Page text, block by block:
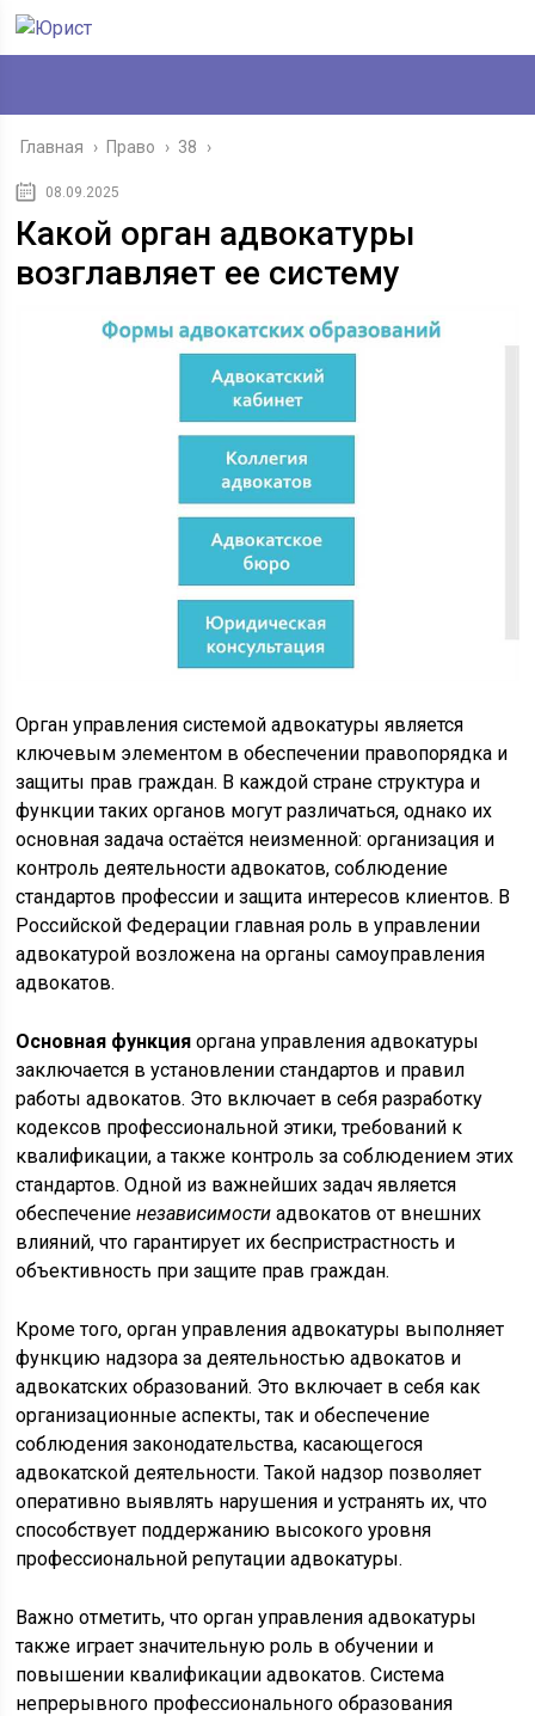
Главная › Право › 38 ›
08.09.2025
Какой орган адвокатуры
возглавляет ее систему
Орган управления системой адвокатуры является
ключевым элементом в обеспечении правопорядка и
защиты прав граждан. В каждой стране структура и
функции таких органов могут различаться, однако их
основная задача остаётся неизменной: организация и
контроль деятельности адвокатов, соблюдение
стандартов профессии и защита интересов клиентов. В
Российской Федерации главная роль в управлении
адвокатурой возложена на органы самоуправления
адвокатов.
Основная функция органа управления адвокатуры
заключается в установлении стандартов и правил
работы адвокатов. Это включает в себя разработку
кодексов профессиональной этики, требований к
квалификации, а также контроль за соблюдением этих
стандартов. Одной из важнейших задач является
обеспечениенезависимости адвокатов от внешних
влияний, что гарантирует их беспристрастность и
объективность при защите прав граждан.
Кроме того, орган управления адвокатуры выполняет
функцию надзора за деятельностью адвокатов и
адвокатских образований. Это включает в себя как
организационные аспекты, так и обеспечение
соблюдения законодательства, касающегося
адвокатской деятельности. Такой надзор позволяет
оперативно выявлять нарушения и устранять их, что
способствует поддержанию высокого уровня
профессиональной репутации адвокатуры.
Важно отметить, что орган управления адвокатуры
также играет значительную роль в обучении и
повышении квалификации адвокатов. Система
непрерывного профессионального образования